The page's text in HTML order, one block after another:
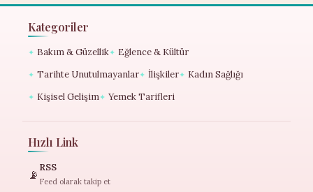
Kategoriler
✦ Bakım & Güzellik✦ Eğlence & Kültür
✦ Tarihte Unutulmayanlar✦ İlişkiler✦ Kadın Sağlığı
✦ Kişisel Gelişim✦ Yemek Tarifleri
Hızlı Link
📡 RSS
Feed olarak takip et